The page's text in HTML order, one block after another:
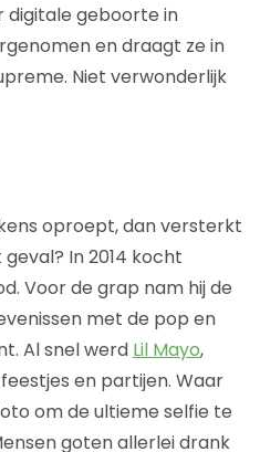
digitale geboorte in
en draagt ze in
Niet verwonderlijk
oproept, dan versterkt
In 2014 kocht
Voor de grap nam hij de
met de pop en
Al snel werd Lil Mayo,
en partijen. Waar
om de ultieme selfie te
goten allerlei drank